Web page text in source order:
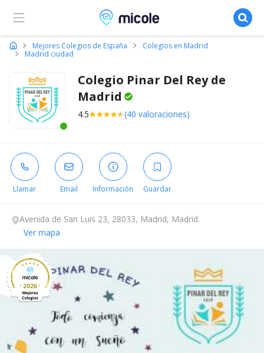
Micole, buscador de colegios
Mejores Colegios de España
Colegios en Madrid
Madrid ciudad
Colegio Pinar Del Rey de
Madrid
4.5 (40 valoraciones)
Llamar Email Información Guardar
Avenida de San Luis 23, 28033, Madrid, Madrid.
Ver mapa